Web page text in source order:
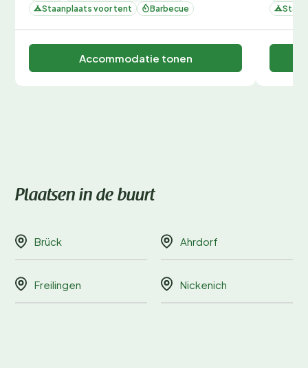
Staanplaats voor tent
Barbecue
Accommodatie tonen
Plaatsen in de buurt
Brück Ahrdorf
Freilingen Nickenich